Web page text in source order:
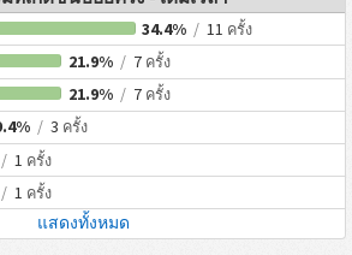
34.4% / 11 ครั้ง
21.9% /7 ครั้ง
21.9% /7 ครั้ง
/ 3 ครั้ง
/1 ครั้ง
/1 ครั้ง
แสดงทั้งหมด